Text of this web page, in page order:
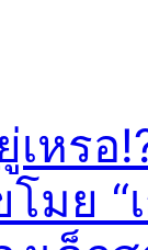
เหรอ
มย “